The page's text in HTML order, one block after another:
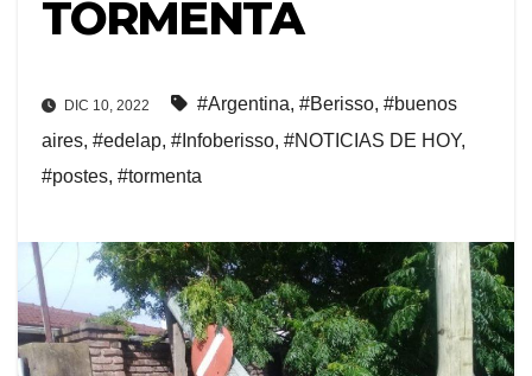
TORMENTA
DIC 10, 2022 #Argentina, #Berisso, #buenos
aires, #edelap, #Infoberisso, #NOTICIAS DE HOY,
#postes, #tormenta